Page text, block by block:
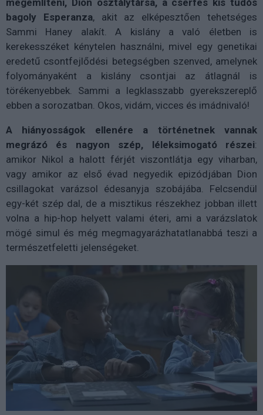
bagoly Esperanza, akit az elképesztően tehetséges
Sammi Haney alakít. A kislány a való életben is
kerekesszéket kénytelen használni, mivel egy genetikai
eredetű csontfejlődési betegségben szenved, amelynek
folyományaként a kislány csontjai az átlagnál is
törékenyebbek. Sammi a legklasszabb gyerekszereplő
ebben a sorozatban. Okos, vidám, vicces és imádnivaló!
A hiányosságok ellenére a történetnek vannak
megrázó és nagyon szép, léleksimogató részei:
amikor Nikol a halott férjét viszontlátja egy viharban,
vagy amikor az első évad negyedik epizódjában Dion
csillagokat varázsol édesanyja szobájába. Felcsendül
egy-két szép dal, de a misztikus részekhez jobban illett
volna a hip-hop helyett valami éteri, ami a varázslatok
mögé simul és még megmagyarázhatatlanabbá teszi a
természetfeletti jelenségeket.